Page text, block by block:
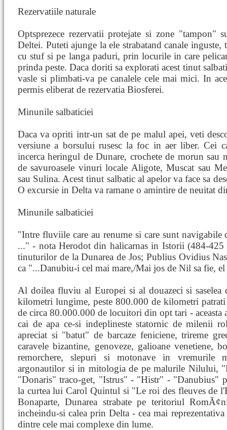
Rezervatiile naturale
Optsprezece rezervatii protejate si zone "tampon"
Deltei. Puteti ajunge la ele strabatand canale
cu stuf si pe langa paduri, prin locurile in care
prinda peste. Daca doriti sa explorati acest tinut
vasle si plimbati-va pe canalele cele mai mici. In
permis eliberat de rezervatia Biosferei.
Minunile salbaticiei
Daca va opriti intr-un sat de pe malul apei, veti
versiune a borsului rusesc la foc in aer liber. Cei
incerca heringul de Dunare, crochete de morun sau
de savuroasele vinuri locale Aligote, Muscat sau
sau Sulina. Acest tinut salbatic al apelor va face sa
O excursie in Delta va ramane o amintire de neuitat
Minunile salbaticiei
"Intre fluviile care au renume si care sunt navigabile
..." - nota Herodot din halicarnas in Istorii (484-425
tinuturilor de la Dunarea de Jos; Publius Ovidius
ca "...Danubiu-i cel mai mare,/Mai jos de Nil sa fie,
Al doilea fluviu al Europei si al douazeci si
kilometri lungime, peste 800.000 de kilometri
de circa 80.000.000 de locuitori din opt tari - aceasta
cai de apa ce-si indeplineste statornic de milenii
apreciat si "batut" de barcaze feniciene, trireme
caravele bizantine, genoveze, galioane venetiene,
remorchere, slepuri si motonave in
argonautilor si in mitologia de pe malurile Nilului,
"Donaris" traco-get, "Istrus" - "Histr" - "Danubius"
la curtea lui Carol Quintul si "Le roi des fleuves de
Bonaparte, Dunarea strabate pe teritoriul
incheindu-si calea prin Delta - cea mai
dintre cele mai complexe din lume.